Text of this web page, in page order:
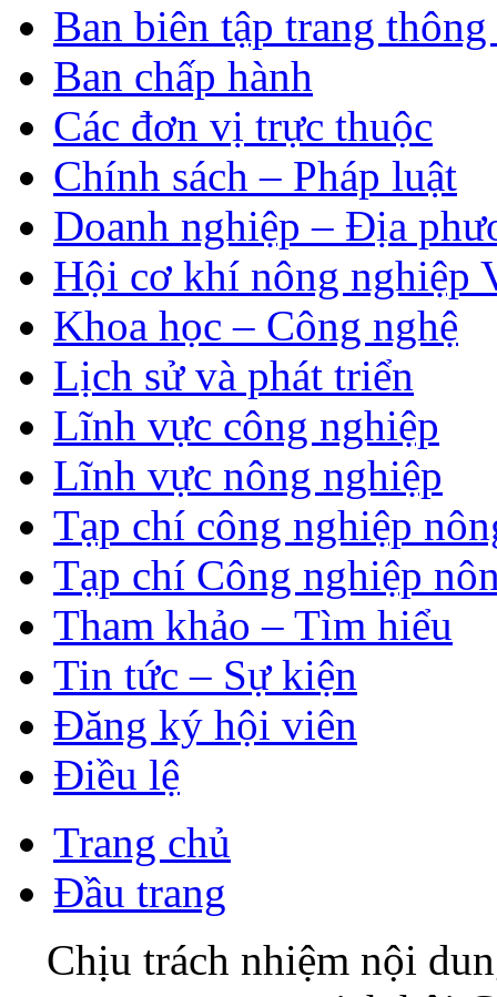
Ban biên tập trang
Ban chấp hành
Các đơn vị trực thuộc
Chính sách – Pháp luật
Doanh nghiệp – Địa
Hội cơ khí nông nghiệp
Khoa học – Công nghệ
Lịch sử và phát triển
Lĩnh vực công nghiệp
Lĩnh vực nông nghiệp
Tạp chí công nghiệp
Tạp chí Công nghiệp
Tham khảo – Tìm hiểu
Tin tức – Sự kiện
Đăng ký hội viên
Điều lệ
Trang chủ
Đầu trang
Chịu trách nhiệm nội